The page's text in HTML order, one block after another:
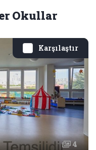
Okullar
Karşılaştır
4